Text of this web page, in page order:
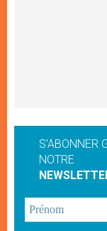
S'ABONNER
NOTRE